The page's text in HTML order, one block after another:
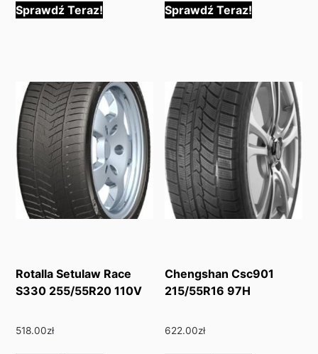
Sprawdź Teraz! Sprawdź Teraz!
Rotalla Setulaw Race
S330 255/55R20 110V
518.00zł
Chengshan Csc901
215/55R16 97H
622.00zł